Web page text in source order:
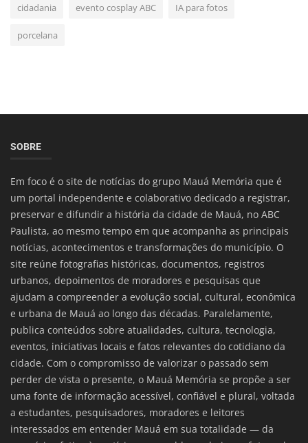
cidadania evento cosplay ABC IA para fotos
porcelana
SOBRE
Em foco é o site de notícias do grupo Mauá Memória que é
um portal independente e colaborativo dedicado a registrar,
preservar e difundir a história da cidade de Mauá, no ABC
Paulista, ao mesmo tempo em que acompanha as principais
notícias, acontecimentos e transformações do município. O
site reúne fotografias históricas, documentos, registros
urbanos, depoimentos de moradores e pesquisas que
ajudam a compreender a evolução social, cultural, econômica
e urbana de Mauá ao longo das décadas. Paralelamente,
publica conteúdos sobre atualidades, cultura, tecnologia,
eventos, iniciativas locais e fatos relevantes do cotidiano da
cidade. Com o compromisso de valorizar o passado sem
perder de vista o presente, o Mauá Memória se propõe a ser
uma fonte de informação acessível, confiável e plural, voltada
a estudantes, pesquisadores, moradores e leitores
interessados em entender Mauá em sua totalidade — da